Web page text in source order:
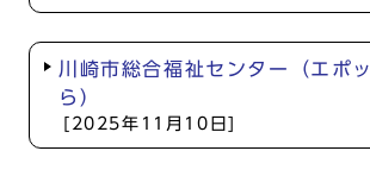
川崎市総合福祉センター（エポ
ら）
[2025年11月10日]